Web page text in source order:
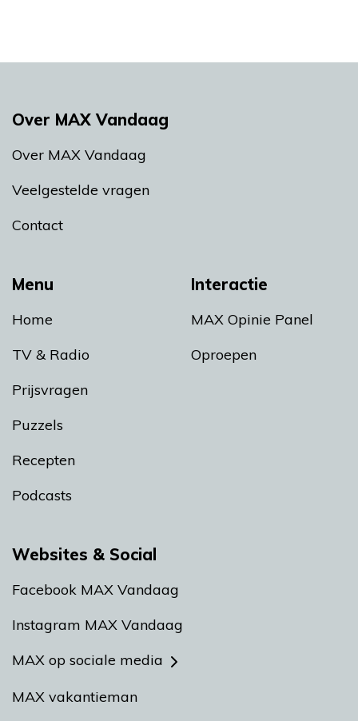
Menu
Home
TV & Radio
Prijsvragen
Puzzels
Recepten
Podcasts
Interactie
MAX Opinie Panel
Oproepen
Over MAX Vandaag
Over MAX Vandaag
Veelgestelde vragen
Contact
Websites & Social
Facebook MAX Vandaag
Instagram MAX Vandaag
MAX op sociale media
MAX vakantieman